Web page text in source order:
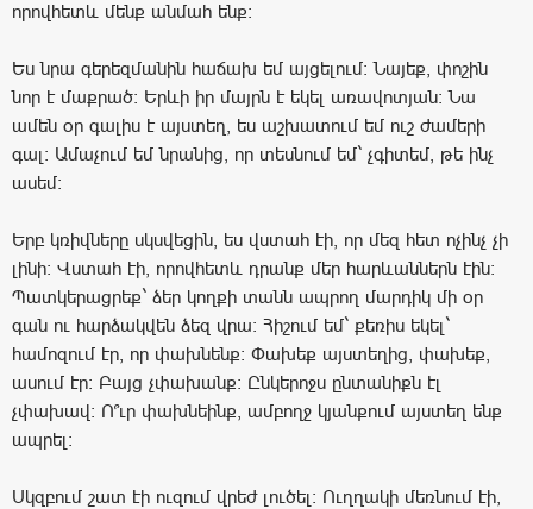
որովհետև մենք անմահ ենք:
Ես նրա գերեզմանին հաճախ եմ այցելում: Նայեք, փոշին
նոր է մաքրած: Երևի իր մայրն է եկել առավոտյան: Նա
ամեն օր գալիս է այստեղ, ես աշխատում եմ ուշ ժամերի
գալ: Ամաչում եմ նրանից, որ տեսնում եմ` չգիտեմ, թե ինչ
ասեմ:
Երբ կռիվները սկսվեցին, ես վստահ էի, որ մեզ հետ ոչինչ չի
լինի: Վստահ էի, որովհետև դրանք մեր հարևաններն էին:
Պատկերացրեք` ձեր կողքի տանն ապրող մարդիկ մի օր
գան ու հարձակվեն ձեզ վրա: Հիշում եմ` քեռիս եկել`
համոզում էր, որ փախնենք: Փախեք այստեղից, փախեք,
ասում էր: Բայց չփախանք: Ընկերոջս ընտանիքն էլ
չփախավ: Ո՞ւր փախնեինք, ամբողջ կյանքում այստեղ ենք
ապրել:
Սկզբում շատ էի ուզում վրեժ լուծել: Ուղղակի մեռնում էի,